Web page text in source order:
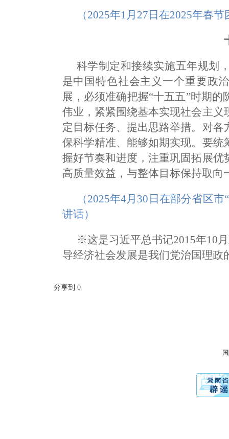
（2025年1月27日在2025年春
科学制定和接续实施五年规划
是中国特色社会主义一个重要政
展，必须准确把握“十五五”时期
伟业，紧紧围绕基本实现社会主
定目标任务、提出思路举措。对
保科学精准、能够如期实现。要
握好节奏和进度，注重巩固拓展
高质量效益，与整体目标保持取向
（2025年4月30日在部分省区
讲话）
※这是习近平总书记2015年10
导经济社会发展是我们党治国理
分享到 0